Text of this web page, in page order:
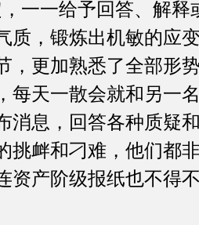
一一给予回答、解
质，锻炼出机敏的应
，更加熟悉了全部形
每天一散会就和另一
消息，回答各种质疑
挑衅和刁难，他们都
资产阶级报纸也不得